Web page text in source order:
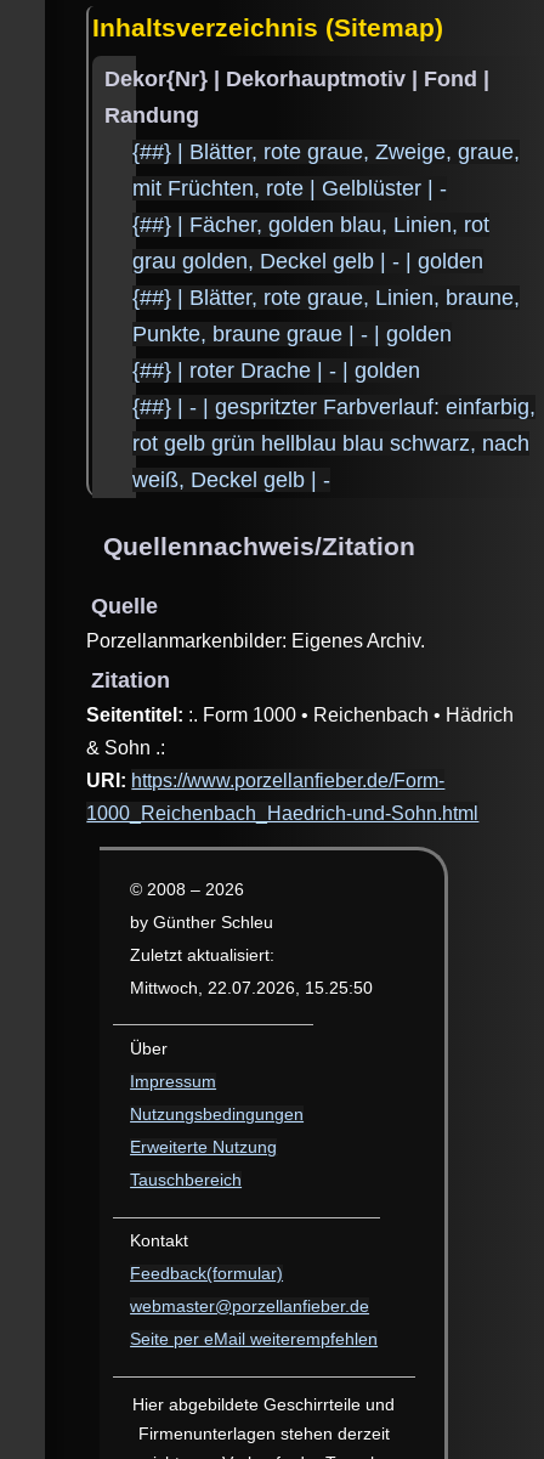
Inhaltsverzeichnis (Sitemap)
Dekor{Nr} | Dekorhauptmotiv | Fond |
Randung
{##} | Blätter, rote graue, Zweige, graue,
mit Früchten, rote | Gelblüster | -
{##} | Fächer, golden blau, Linien, rot
grau golden, Deckel gelb | - | golden
{##} | Blätter, rote graue, Linien, braune,
Punkte, braune graue | - | golden
{##} | roter Drache | - | golden
{##} | - | gespritzter Farbverlauf: einfarbig,
rot gelb grün hellblau blau schwarz, nach
weiß, Deckel gelb | -
Quellennachweis/Zitation
Quelle
Porzellanmarkenbilder: Eigenes Archiv.
Zitation
Seitentitel: :. Form 1000 • Reichenbach • Hädrich
& Sohn .:
URI: https://www.porzellanfieber.de/Form-
1000_Reichenbach_Haedrich-und-Sohn.html
© 2008 – 2026
by Günther Schleu
Zuletzt aktualisiert:
Mittwoch, 22.07.2026, 15.25:50
Über
Impressum
Nutzungsbedingungen
Erweiterte Nutzung
Tauschbereich
Kontakt
Feedback(formular)
webmaster@porzellanfieber.de
Seite per eMail weiterempfehlen
Hier abgebildete Geschirrteile und
Firmen­unterlagen stehen derzeit